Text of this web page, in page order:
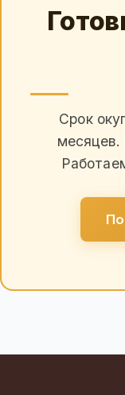
Срок
месяцев.